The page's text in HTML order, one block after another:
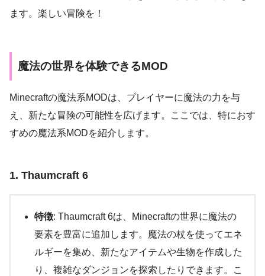
ます。楽しい冒険を！
魔法の世界を体験できるMOD
Minecraftの魔法系MODは、プレイヤーに魔法の力を与
え、新たな冒険の可能性を広げます。ここでは、特におす
すめの魔法系MODを紹介します。
1. Thaumcraft 6
特徴: Thaumcraft 6は、Minecraftの世界に魔法の
要素を豊富に追加します。魔法の杖を使ってエネ
ルギーを集め、新たなアイテムや生物を作成した
り、複雑なダンジョンを探索したりできます。こ